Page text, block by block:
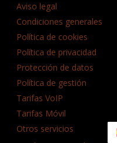
Aviso legal
Condiciones generales
Política de cookies
Política de privacidad
Protección de datos
Política de gestión
Tarifas VoIP
Tarifas Móvil
Otros servicios